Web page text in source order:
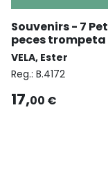
Souvenirs - 7
peces trompeta
VELA, Ester
Reg.: B.4172
17,00 €